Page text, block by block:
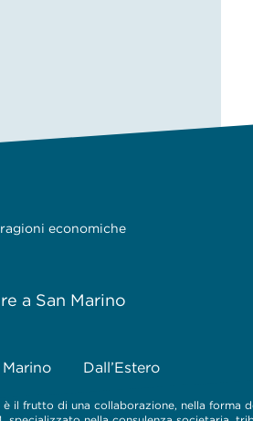
economiche
a San Marino
Marino Dall’Estero
il frutto di una collaborazione, nella forma